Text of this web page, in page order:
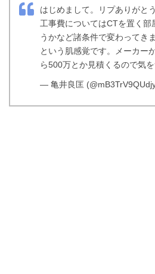
はじめまして。リプありがと
工事費についてはCTを置く
うかなど諸条件で変わってき
という肌感覚です。メーカー
ら500万とか見積くるので気を
— 亀井良匡